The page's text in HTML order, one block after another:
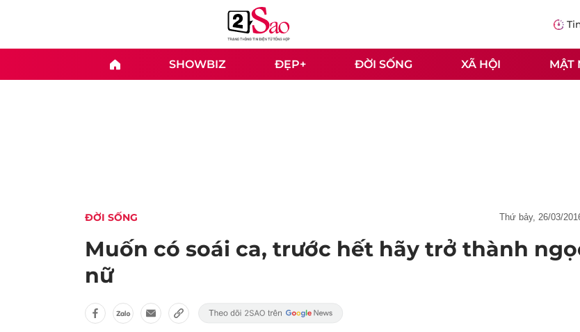
SHOWBIZ ĐẸP+ ĐỜI SỐNG XÃ HỘI MẬT
ĐỜI SỐNG thứ bảy, 26/03/
Muốn có soái ca, trước hết hãy trở thành
nữ